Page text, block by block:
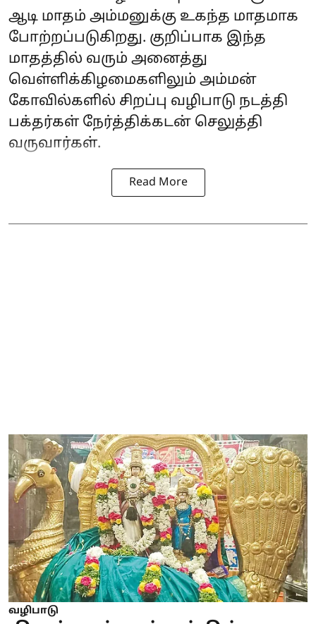
ஆடி மாதம் அம்மனுக்கு உகந்த மாதமாக
போற்றப்படுகிறது. குறிப்பாக இந்த
மாதத்தில் வரும் அனைத்து
வெள்ளிக்கிழமைகளிலும் அம்மன்
கோவில்களில் சிறப்பு வழிபாடு நடத்தி
பக்தர்கள் நேர்த்திக்கடன் செலுத்தி
வருவார்கள்.
Read More
வழிபாடு